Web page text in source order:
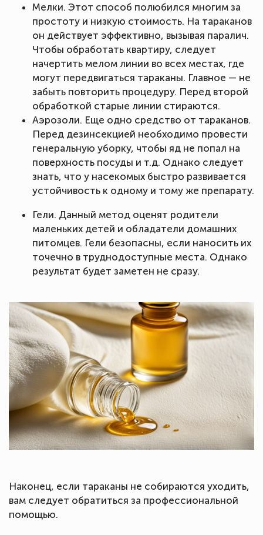
Мелки. Этот способ полюбился многим за
простоту и низкую стоимость. На тараканов
он действует эффективно, вызывая паралич.
Чтобы обработать квартиру, следует
начертить мелом линии во всех местах, где
могут передвигаться тараканы. Главное — не
забыть повторить процедуру. Перед второй
обработкой старые линии стираются.
Аэрозоли. Еще одно средство от тараканов.
Перед дезинсекцией необходимо провести
генеральную уборку, чтобы яд не попал на
поверхность посуды и т.д. Однако следует
знать, что у насекомых быстро развивается
устойчивость к одному и тому же препарату.
Гели. Данный метод оценят родители
маленьких детей и обладатели домашних
питомцев. Гели безопасны, если наносить их
точечно в труднодоступные места. Однако
результат будет заметен не сразу.
Наконец, если тараканы не собираются уходить,
вам следует обратиться за профессиональной
помощью.